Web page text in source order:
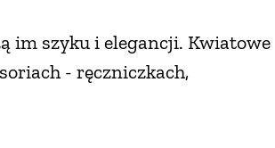
im szyku i elegancji. Kwiatowe
- ręczniczkach,